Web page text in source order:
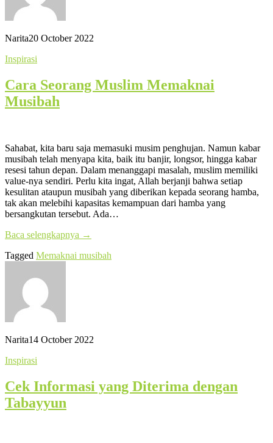
Narita20 October 2022
Inspirasi
Cara Seorang Muslim Memaknai
Musibah
Sahabat, kita baru saja memasuki musim penghujan. Namun kabar
musibah telah menyapa kita, baik itu banjir, longsor, hingga kabar
resesi tahun depan. Dalam menanggapi masalah, muslim memiliki
value-nya sendiri. Perlu kita ingat, Allah berjanji bahwa setiap
kesulitan ataupun musibah yang diberikan kepada seorang hamba,
tak akan melebihi kapasitas kemampuan dari hamba yang
bersangkutan tersebut. Ada…
Baca selengkapnya →
Tagged Memaknai musibah
Narita14 October 2022
Inspirasi
Cek Informasi yang Diterima dengan
Tabayyun